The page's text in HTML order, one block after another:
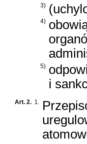
3)
4)
5)
i
Art. 2. 1.